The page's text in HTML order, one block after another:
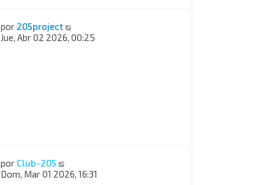
por 205project
Jue, Abr 02 2026, 00:25
por Club-205
Dom, Mar 01 2026, 16:31